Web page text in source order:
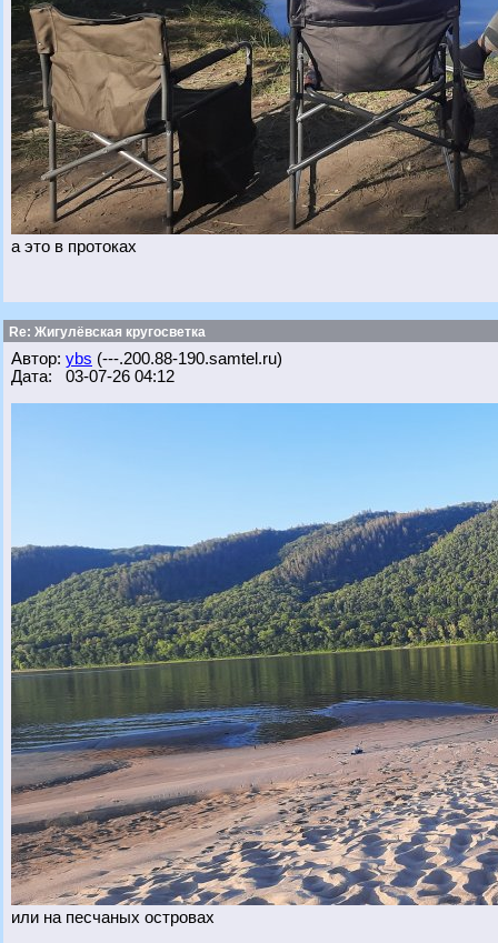
а это в протоках
Re: Жигулёвская кругосветка
Автор: ybs (---.200.88-190.samtel.ru)
Дата: 03-07-26 04:12
или на песчаных островах